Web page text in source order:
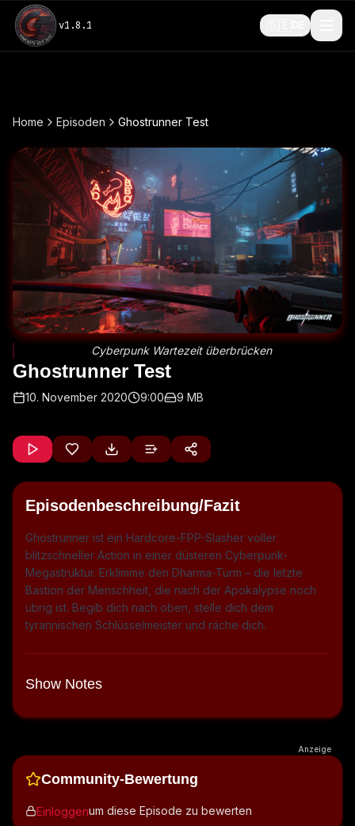
v1.8.1
Home Episoden Ghostrunner Test
Cyberpunk Wartezeit überbrücken
Ghostrunner Test
10. November 2020 9:00 9 MB
Episodenbeschreibung/Fazit
Ghostrunner ist ein Hardcore-FPP-Slasher voller
blitzschneller Action in einer düsteren Cyberpunk-
Megastruktur. Erklimme den Dharma-Turm – die letzte
Bastion der Menschheit, die nach der Apokalypse noch
übrig ist. Begib dich nach oben, stelle dich dem
tyrannischen Schlüsselmeister und räche dich.
Show Notes
Anzeige
Community-Bewertung
Einloggenum diese Episode zu bewerten